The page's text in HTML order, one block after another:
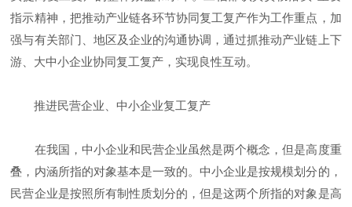
指示精神，把推动产业链各环节协同复工复产作为工作重点，加
强与有关部门、地区及企业的沟通协调，通过抓推动产业链上下
游、大中小企业协同复工复产，实现良性互动。
推进民营企业、中小企业复工复产
在我国，中小企业和民营企业虽然是两个概念，但是高度重
叠，内涵所指的对象基本是一致的。中小企业是按规模划分的，
民营企业是按照所有制性质划分的，但是这两个所指的对象是高